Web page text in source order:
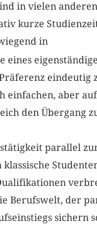
in vielen anderen
kurze
in
eines
eindeutig
einfachen, aber
den Übergang
parallel
Berufswelt, der
sichern